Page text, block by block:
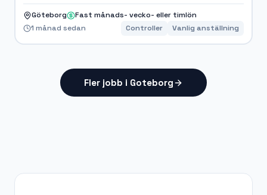
Göteborg
Fast månads- vecko- eller timlön
1 månad sedan
Controller Vanlig anställning
Fler jobb i Goteborg